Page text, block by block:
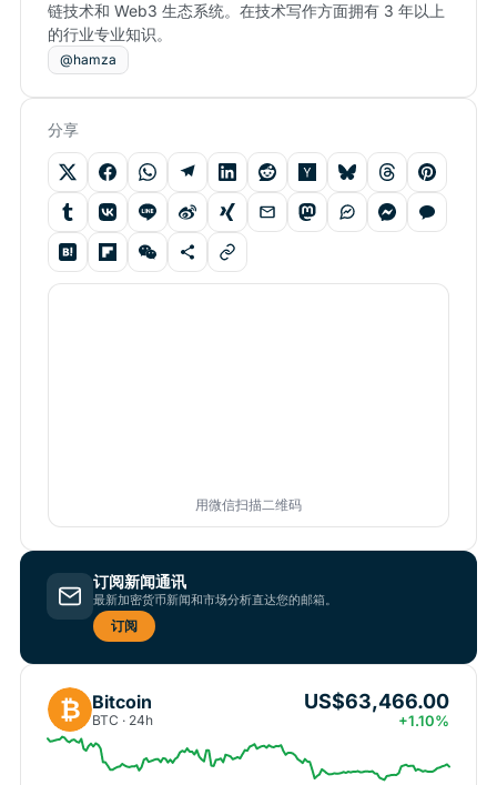
链技术和 Web3 生态系统。在技术写作方面拥有 3 年以上
的行业专业知识。
@hamza
分享
用微信扫描二维码
订阅新闻通讯
最新加密货币新闻和市场分析直达您的邮箱。
订阅
₿ Bitcoin
BTC · 24h
US$63,466.00
+1.10%